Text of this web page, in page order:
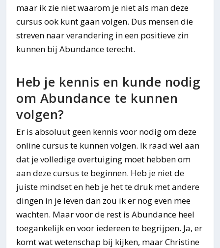
maar ik zie niet waarom je niet als man deze
cursus ook kunt gaan volgen. Dus mensen die
streven naar verandering in een positieve zin
kunnen bij Abundance terecht.
Heb je kennis en kunde nodig
om Abundance te kunnen
volgen?
Er is absoluut geen kennis voor nodig om deze
online cursus te kunnen volgen. Ik raad wel aan
dat je volledige overtuiging moet hebben om
aan deze cursus te beginnen. Heb je niet de
juiste mindset en heb je het te druk met andere
dingen in je leven dan zou ik er nog even mee
wachten. Maar voor de rest is Abundance heel
toegankelijk en voor iedereen te begrijpen. Ja, er
komt wat wetenschap bij kijken, maar Christine